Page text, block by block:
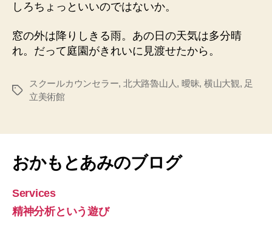
しろちょっといいのではないか。
窓の外は降りしきる雨。あの日の天気は多分晴
れ。だって庭園がきれいに見渡せたから。
タ
スクールカウンセラー, 北大路魯山人 , 曖昧, 横山大観, 足
立美術館
おかもとあみのブログ
Services
精神分析という遊び